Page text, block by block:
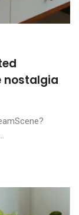
nostalgia